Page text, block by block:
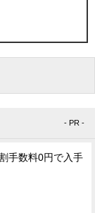
- PR -
手数料0円で入手